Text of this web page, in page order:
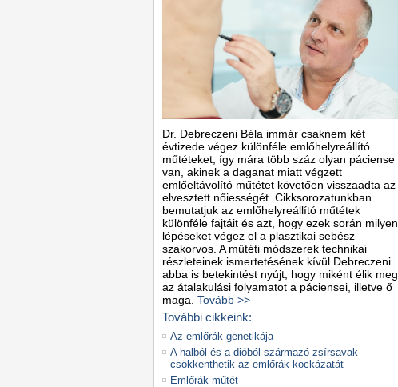
Dr. Debreczeni Béla immár csaknem két
évtizede végez különféle emlőhelyreállító
műtéteket, így mára több száz olyan páciense
van, akinek a daganat miatt végzett
emlőeltávolító műtétet követően visszaadta az
elvesztett nőiességét. Cikksorozatunkban
bemutatjuk az emlőhelyreállító műtétek
különféle fajtáit és azt, hogy ezek során milyen
lépéseket végez el a plasztikai sebész
szakorvos. A műtéti módszerek technikai
részleteinek ismertetésének kívül Debreczeni
abba is betekintést nyújt, hogy miként élik meg
az átalakulási folyamatot a páciensei, illetve ő
maga. Tovább >>
További cikkeink:
Az emlőrák genetikája
A halból és a dióból származó zsírsavak
csökkenthetik az emlőrák kockázatát
Emlőrák műtét